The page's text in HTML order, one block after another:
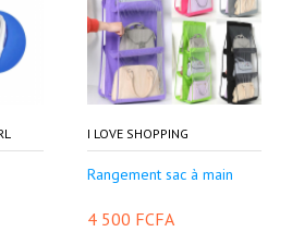
I LOVE SHOPPING
Rangement sac à main
4 500 FCFA